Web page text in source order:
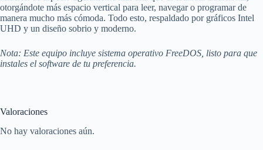
otorgándote más espacio vertical para leer, navegar o programar de
manera mucho más cómoda. Todo esto, respaldado por gráficos Intel
UHD y un diseño sobrio y moderno.
Nota: Este equipo incluye sistema operativo FreeDOS, listo para que
instales el software de tu preferencia.
Valoraciones
No hay valoraciones aún.